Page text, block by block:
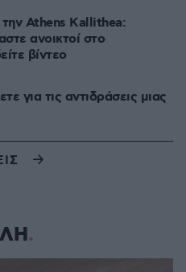
την Athens Kallithea:
ανοικτοί στο
βίντεο
για τις αντιδράσεις μιας